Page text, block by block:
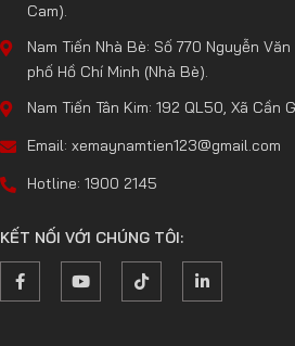
Cam).
Nam Tiến Nhà Bè: Số 770 Nguyễn
phố Hồ Chí Minh (Nhà Bè).
Nam Tiến Tân Kim: 192 QL50, Xã Cần
Email: xemaynamtien123@gmail.com
Hotline: 1900 2145
KẾT NỐI VỚI CHÚNG TÔI: